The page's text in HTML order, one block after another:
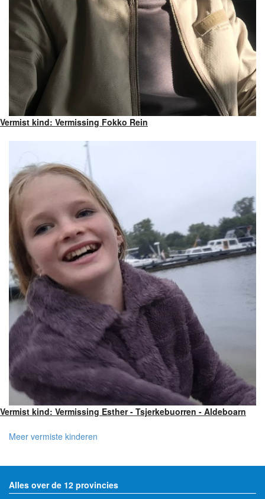
Vermist kind: Vermissing Fokko Rein
Vermist kind: Vermissing Esther - Tsjerkebuorren - Aldeboarn
Meer vermiste kinderen
Alles over de 12 provincies